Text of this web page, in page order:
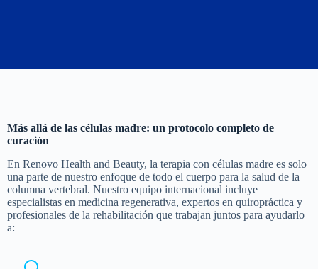
Más allá de las células madre: un protocolo completo de
curación
En Renovo Health and Beauty, la terapia con células madre es solo
una parte de nuestro enfoque de todo el cuerpo para la salud de la
columna vertebral. Nuestro equipo internacional incluye
especialistas en medicina regenerativa, expertos en quiropráctica y
profesionales de la rehabilitación que trabajan juntos para ayudarlo
a: